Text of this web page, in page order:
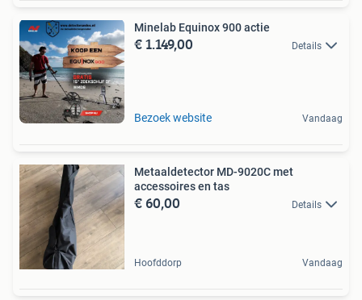
Minelab Equinox 900 actie
€ 1.149,00 Details
Bezoek website Vandaag
Metaaldetector MD-9020C met
accessoires en tas
€ 60,00 Details
Hoofddorp Vandaag